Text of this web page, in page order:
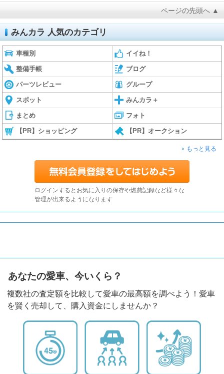
ページの先頭へ ▲
みんカラ 人気のカテゴリ
車種別 イイね！
整備手帳 ブログ
パーツレビュー グループ
スポット みんカラ＋
まとめ フォト
【PR】ショッピング 【PR】オークション
もっと見る
ログインするとお気に入りの保存や燃費記録など様々な
管理が出来るようになります
あなたの愛車、今いくら？
複数社の査定額を比較して愛車の最高額を調べよう！愛車
を賢く売却して、購入資金にしませんか？